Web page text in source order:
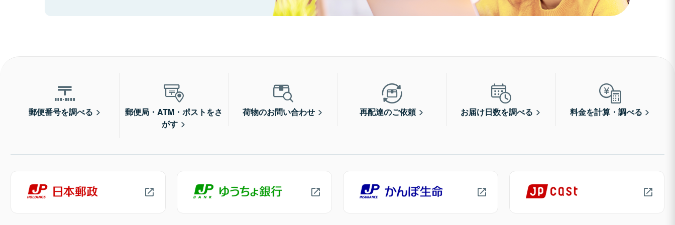
郵便番号を調べる
郵便局・ATM・ポストをさ
がす
荷物のお問い合わせ 再配達のご依頼 お届け日数を調べる 料金を計算・調べる